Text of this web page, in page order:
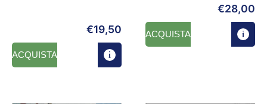
€19,50
ACQUISTA
€28,00
ACQUISTA